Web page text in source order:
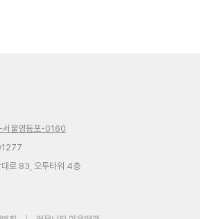
울영등포-0160
대로 83, 오투타워 4층